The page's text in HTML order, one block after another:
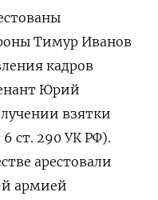
Тимур Иванов
кадров
Юрий
взятки
ст. 290 УК РФ).
арестовали
армией